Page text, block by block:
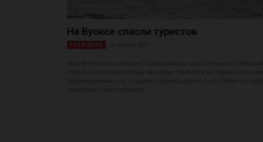
На Вуоксе спасли туристов
ГРАЖДАНЕ